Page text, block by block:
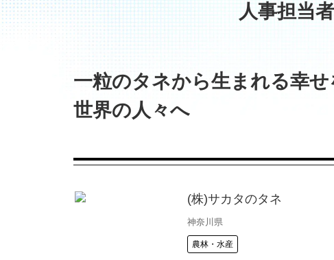
人事担当
一粒のタネから生まれる幸せ
世界の人々へ
(株)サカタのタネ
神奈川県
農林・水産